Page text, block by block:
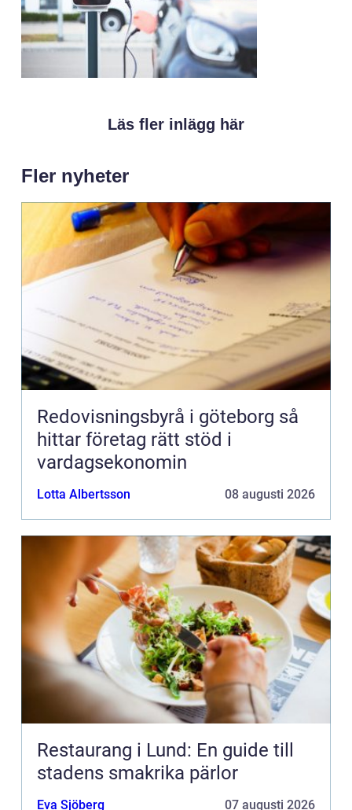
Läs fler inlägg här
Fler nyheter
Redovisningsbyrå i göteborg så
hittar företag rätt stöd i
vardagsekonomin
Lotta Albertsson 08 augusti 2026
Restaurang i Lund: En guide till
stadens smakrika pärlor
Eva Sjöberg 07 augusti 2026